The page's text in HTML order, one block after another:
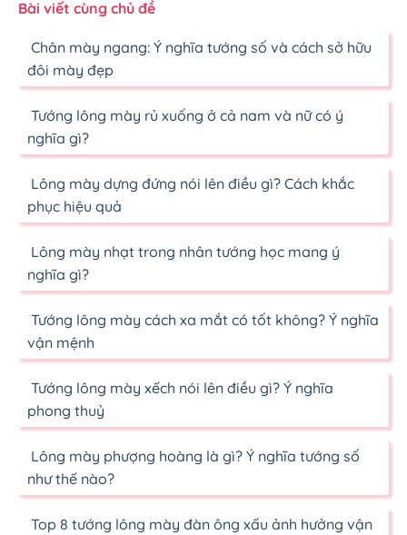
Bài viết cùng chủ đề
Chân mày ngang: Ý nghĩa tướng số và cách sở hữu
đôi mày đẹp
Tướng lông mày rủ xuống ở cả nam và nữ có ý
nghĩa gì?
Lông mày dựng đứng nói lên điều gì? Cách khắc
phục hiệu quả
Lông mày nhạt trong nhân tướng học mang ý
nghĩa gì?
Tướng lông mày cách xa mắt có tốt không? Ý nghĩa
vận mệnh
Tướng lông mày xếch nói lên điều gì? Ý nghĩa
phong thuỷ
Lông mày phượng hoàng là gì? Ý nghĩa tướng số
như thế nào?
Top 8 tướng lông mày đàn ông xấu ảnh hưởng vận